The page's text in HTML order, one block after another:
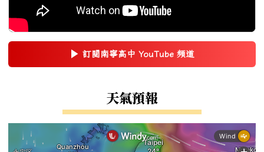
▶ 訂閱南寧高中 YouTube 頻道
(另開新視窗)
天氣預報